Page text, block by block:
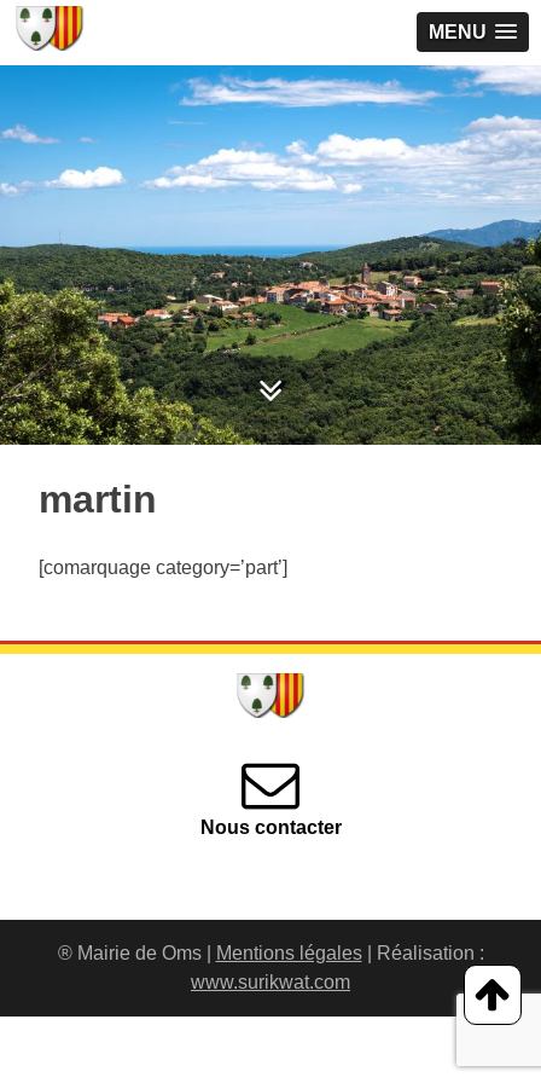
MENU
martin
[comarquage category=’part’]
Nous contacter
® Mairie de Oms | Mentions légales| Réalisation :
www.surikwat.com